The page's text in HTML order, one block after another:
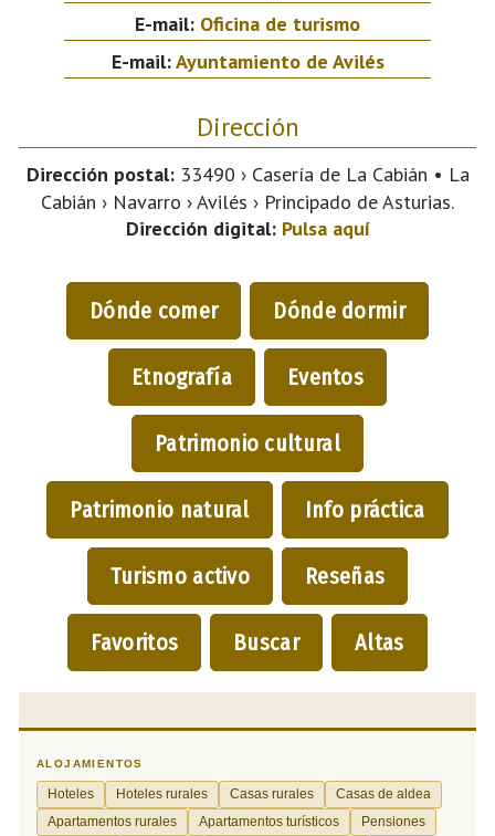
E-mail: Oficina de turismo
E-mail:Ayuntamiento de Avilés
Dirección
Dirección postal:33490 › Casería de La Cabián • La
Cabián › Navarro › Avilés › Principado de Asturias.
Dirección digital: Pulsa aquí
Dónde comer Dónde dormir
Etnografía Eventos
Patrimonio cultural
Patrimonio natural Info práctica
Turismo activo Reseñas
Favoritos Buscar Altas